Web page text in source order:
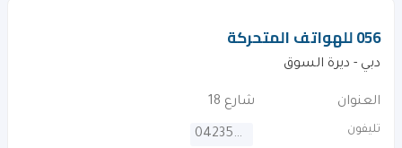
056 للهواتف المتحركة
دبي - ديرة السوق
العنوان شارع 18
تليفون 042358583